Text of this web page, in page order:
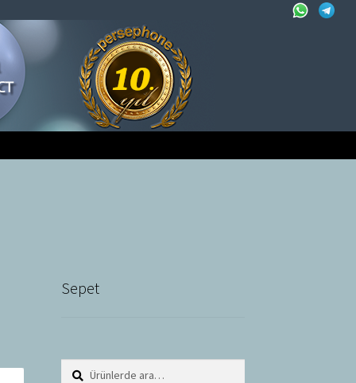
Sepet
Ara: